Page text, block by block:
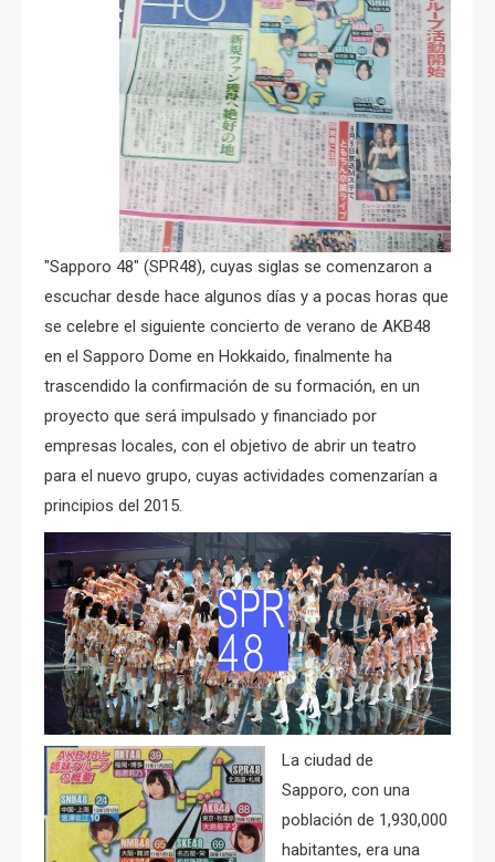
"Sapporo 48" (SPR48), cuyas siglas se comenzaron a
escuchar desde hace algunos días y a pocas horas que
se celebre el siguiente concierto de verano de AKB48
en el Sapporo Dome en Hokkaido, finalmente ha
trascendido la confirmación de su formación, en un
proyecto que será impulsado y financiado por
empresas locales, con el objetivo de abrir un teatro
para el nuevo grupo, cuyas actividades comenzarían a
principios del 2015.
La ciudad de
Sapporo, con una
población de 1,930,000
habitantes, era una